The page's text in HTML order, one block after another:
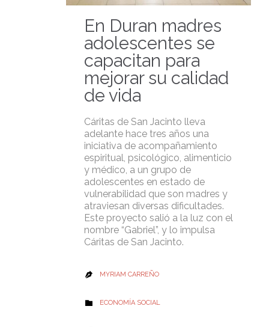
En Duran madres
adolescentes se
capacitan para
mejorar su calidad
de vida
Cáritas de San Jacinto lleva
adelante hace tres años una
iniciativa de acompañamiento
espiritual, psicológico, alimenticio
y médico, a un grupo de
adolescentes en estado de
vulnerabilidad que son madres y
atraviesan diversas dificultades.
Este proyecto salió a la luz con el
nombre “Gabriel”, y lo impulsa
Cáritas de San Jacinto.
 MYRIAM CARREÑO
 CATEGORY
ECONOMÍA SOCIAL